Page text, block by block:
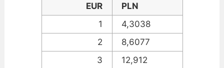
EUR
PLN
1
4,3038
2
8,6077
3
12,912